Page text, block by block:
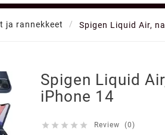
ja rannekkeet Spigen Liquid Air,
Spigen Liquid
iPhone 14
     Review (0)